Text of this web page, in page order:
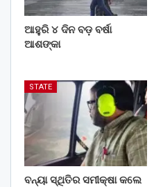
ଆହୁରି ୪ ଦିନ ବଡ଼ ବର୍ଷା
ଆଶଙ୍କା
STATE
ବନ୍ୟା ସ୍ଥିତିର ସମୀକ୍ଷା କଲେ